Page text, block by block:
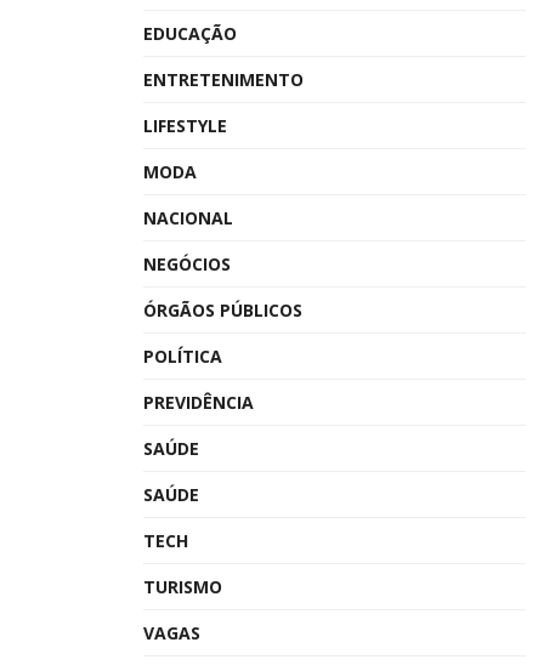
EDUCAÇÃO
ENTRETENIMENTO
LIFESTYLE
MODA
NACIONAL
NEGÓCIOS
ÓRGÃOS PÚBLICOS
POLÍTICA
PREVIDÊNCIA
SAÚDE
SAÚDE
TECH
TURISMO
VAGAS